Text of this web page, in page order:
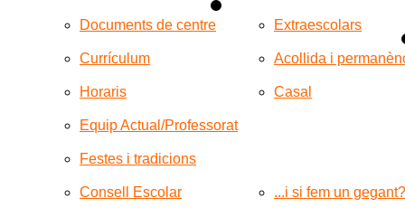
Documents de centre
Currículum
Horaris
Equip Actual/Professorat
Festes i tradicions
Consell Escolar
Extraescolars
Acollida i
Casal
...i si fem un gegant?